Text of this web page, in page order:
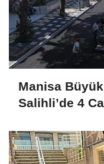
Manisa
Salihli’de 4